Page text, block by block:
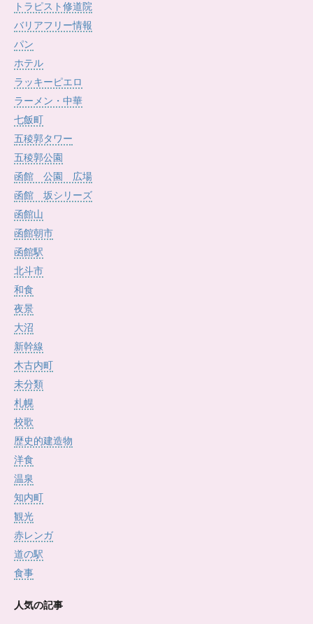
トラピスト修道院
バリアフリー情報
パン
ホテル
ラッキーピエロ
ラーメン・中華
七飯町
五稜郭タワー
五稜郭公園
函館 公園 広場
函館 坂シリーズ
函館山
函館朝市
函館駅
北斗市
和食
夜景
大沼
新幹線
木古内町
未分類
札幌
校歌
歴史的建造物
洋食
温泉
知内町
観光
赤レンガ
道の駅
食事
人気の記事